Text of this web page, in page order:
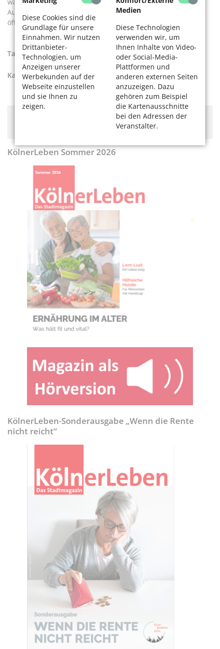
Diese Cookies sind die
Grundlage für unsere
Einnahmen. Wir nutzen
Drittanbieter-
Technologien, um
Anzeigen unserer
Werbekunden auf der
Webseite einzustellen
und sie Ihnen zu
zeigen.
Medien
Diese Technologien
verwenden wir, um
Ihnen Inhalte von Video-
oder Social-Media-
Plattformen und
anderen externen Seiten
anzuzeigen. Dazu
gehören zum Beispiel
die Kartenausschnitte
bei den Adressen der
Veranstalter.
Augen. Wenn Sie dann langsam blinzelnd wieder die Augen
öffnen, fühlen Sie sich sicherlich im Augenbereich belebter.
Tags: Gesundheit
Kategorien: Gesund leben
Hier könnte Werbung stehen, mit der wir uns
finanzieren. Bitte akzeptieren Sie dieCookie-Meldung
KölnerLeben Sommer 2026
KölnerLeben-Sonderausgabe „Wenn die Rente
nicht reicht“